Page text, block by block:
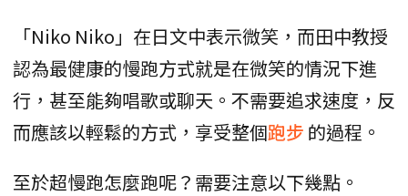
「Niko Niko」在日文中表示微笑，而田中教授
認為最健康的慢跑方式就是在微笑的情況下進
行，甚至能夠唱歌或聊天。不需要追求速度，反
而應該以輕鬆的方式，享受整個跑步 的過程。
至於超慢跑怎麼跑呢？需要注意以下幾點。